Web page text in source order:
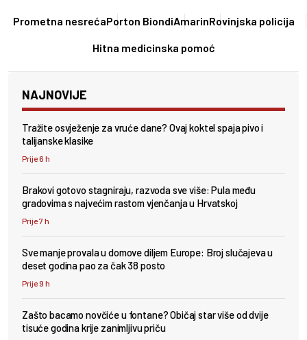
Prometna nesrećaPorton BiondiAmarinRovinjska policija
Hitna medicinska pomoć
NAJNOVIJE
Tražite osvježenje za vruće dane? Ovaj koktel spaja pivo i
talijanske klasike
Prije 6 h
Brakovi gotovo stagniraju, razvoda sve više: Pula među
gradovima s najvećim rastom vjenčanja u Hrvatskoj
Prije 7 h
Sve manje provala u domove diljem Europe: Broj slučajeva u
deset godina pao za čak 38 posto
Prije 9 h
Zašto bacamo novčiće u fontane? Običaj star više od dvije
tisuće godina krije zanimljivu priču